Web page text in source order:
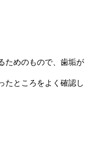
ためのもので、歯垢が
たところをよく確認し